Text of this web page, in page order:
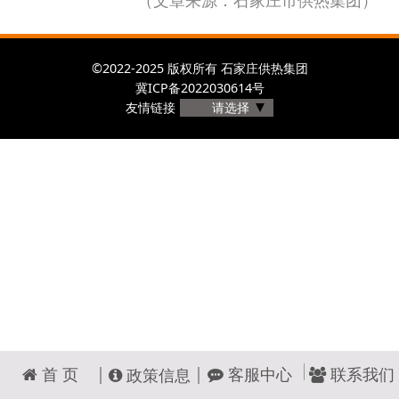
©2022-2025 版权所有 石家庄供热集团
冀ICP备2022030614号
友情链接
请选择
首 页 政策信息 客服中心 联系我们